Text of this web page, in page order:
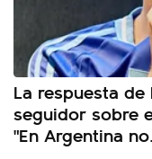
La respuesta
seguidor sobre
"En Argentina